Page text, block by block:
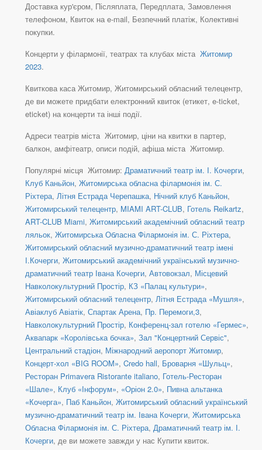
Доставка кур'єром, Післяплата, Передплата, Замовлення
телефоном, Квиток на e-mail, Безпечний платіж, Колективні
покупки.
Концерти у філармонії, театрах та клубах міста Житомир
2023.
Квиткова каса Житомир, Житомирський обласний телецентр,
де ви можете придбати електронний квиток (етикет, e-ticket,
eticket) на концерти та інші події.
Адреси театрів міста Житомир, ціни на квитки в партер,
балкон, амфітеатр, описи подій, афіша міста Житомир.
Популярні місця Житомир: Драматичний театр ім. І. Кочерги,
Клуб Каньйон, Житомирська обласна філармонія ім. С.
Ріхтера, Літня Естрада Черепашка, Нічний клуб Каньйон,
Житомирський телецентр, MIAMI ART-CLUB, Готель Reikartz,
ART-CLUB Miami, Житомирський академічний обласний театр
ляльок, Житомирська Обласна Філармонія ім. С. Ріхтера,
Житомирський обласний музично-драматичний театр імені
І.Кочерги, Житомирський академічний український музично-
драматичний театр Івана Кочерги, Автовокзал, Місцевий
Навколокультурний Простір, КЗ «Палац культури»,
Житомирський обласний телецентр, Літня Естрада «Мушля»,
Авіаклуб Авіатік, Спартак Арена, Пр. Перемоги,3,
Навколокультурний Простір, Конференц-зал готелю «Гермес»,
Аквапарк «Королівська бочка», Зал "Концертний Сервіс",
Центральний стадіон, Міжнародний аеропорт Житомир,
Концерт-хол «BIG ROOM», Credo hall, Броварня «Шульц»,
Ресторан Primavera Ristorante italiano, Готель-Ресторан
«Шале», Клуб «Інфорум», «Оріон 2.0», Пивна альтанка
«Кочерга», Паб Каньйон, Житомирський обласний український
музично-драматичний театр ім. Івана Кочерги, Житомирська
Обласна Філармонія ім. С. Ріхтера, Драматичний театр ім. І.
Кочерги, де ви можете завжди у нас Купити квиток.